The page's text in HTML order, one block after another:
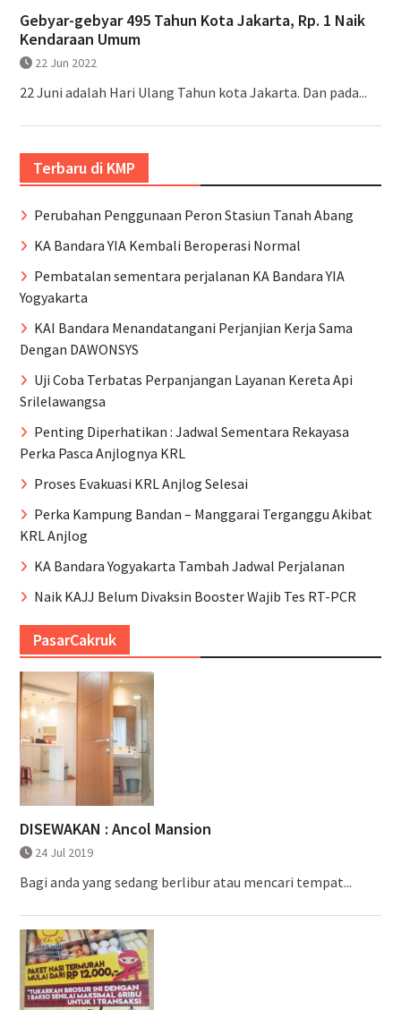
Gebyar-gebyar 495 Tahun Kota Jakarta, Rp. 1 Naik
Kendaraan Umum
22 Jun 2022
22 Juni adalah Hari Ulang Tahun kota Jakarta. Dan pada...
Terbaru di KMP
Perubahan Penggunaan Peron Stasiun Tanah Abang
KA Bandara YIA Kembali Beroperasi Normal
Pembatalan sementara perjalanan KA Bandara YIA
Yogyakarta
KAI Bandara Menandatangani Perjanjian Kerja Sama
Dengan DAWONSYS
Uji Coba Terbatas Perpanjangan Layanan Kereta Api
Srilelawangsa
Penting Diperhatikan : Jadwal Sementara Rekayasa
Perka Pasca Anjlognya KRL
Proses Evakuasi KRL Anjlog Selesai
Perka Kampung Bandan – Manggarai Terganggu Akibat
KRL Anjlog
KA Bandara Yogyakarta Tambah Jadwal Perjalanan
Naik KAJJ Belum Divaksin Booster Wajib Tes RT-PCR
PasarCakruk
DISEWAKAN : Ancol Mansion
24 Jul 2019
Bagi anda yang sedang berlibur atau mencari tempat...